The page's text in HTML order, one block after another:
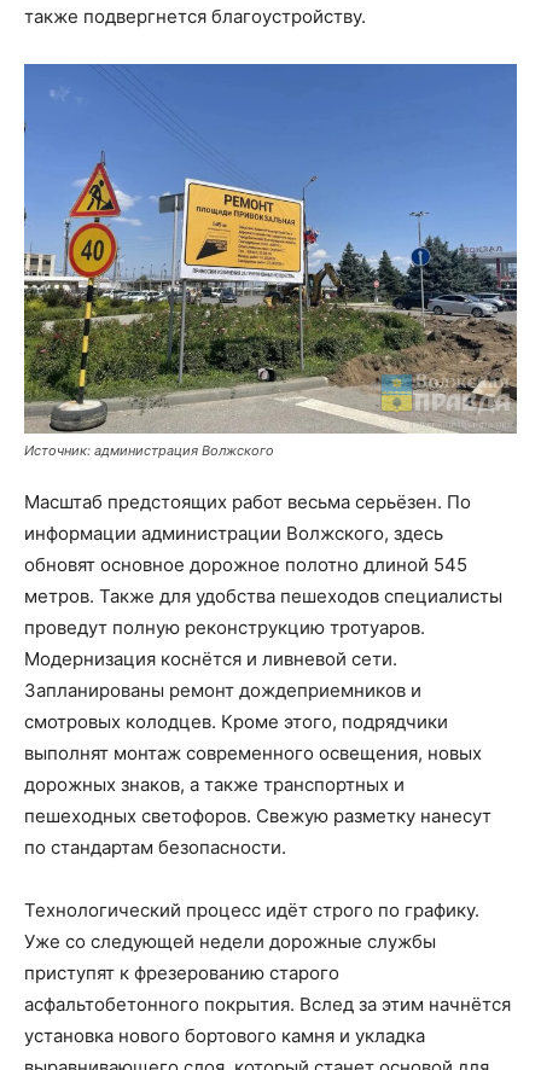
также подвергнется благоустройству.
Источник: администрация Волжского
Масштаб предстоящих работ весьма серьёзен. По
информации администрации Волжского, здесь
обновят основное дорожное полотно длиной 545
метров. Также для удобства пешеходов специалисты
проведут полную реконструкцию тротуаров.
Модернизация коснётся и ливневой сети.
Запланированы ремонт дождеприемников и
смотровых колодцев. Кроме этого, подрядчики
выполнят монтаж современного освещения, новых
дорожных знаков, а также транспортных и
пешеходных светофоров. Свежую разметку нанесут
по стандартам безопасности.
Технологический процесс идёт строго по графику.
Уже со следующей недели дорожные службы
приступят к фрезерованию старого
асфальтобетонного покрытия. Вслед за этим начнётся
установка нового бортового камня и укладка